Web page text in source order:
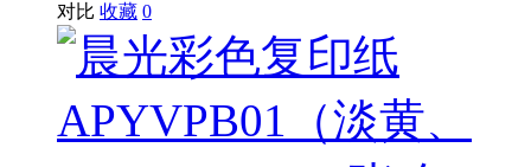
对比 收藏 0